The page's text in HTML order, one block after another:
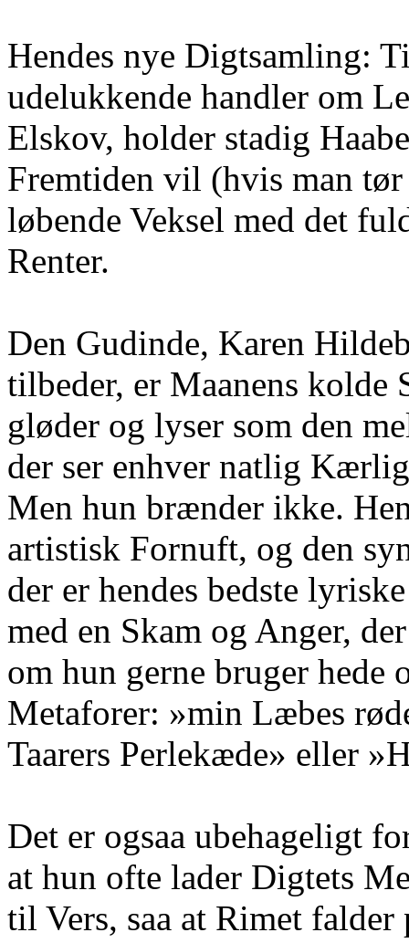
Hendes nye Digtsamling:
udelukkende handler om
Elskov, holder stadig
Fremtiden vil (hvis man
løbende Veksel med det
Renter.
Den Gudinde, Karen
tilbeder, er Maanens kolde
gløder og lyser som den
der ser enhver natlig
Men hun brænder ikke.
artistisk Fornuft, og den
der er hendes bedste
med en Skam og Anger,
om hun gerne bruger hede
Metaforer: »min Læbes
Taarers Perlekæde» eller
Det er ogsaa ubehageligt
at hun ofte lader Digtets
til Vers, saa at Rimet falder